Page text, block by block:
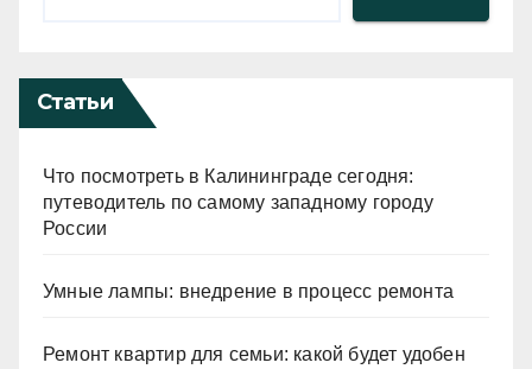
Статьи
Что посмотреть в Калининграде сегодня:
путеводитель по самому западному городу
России
Умные лампы: внедрение в процесс ремонта
Ремонт квартир для семьи: какой будет удобен